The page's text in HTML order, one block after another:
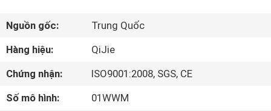
PHẨM
VỀ
Nguồn gốc:
Trung Quốc
Hàng hiệu:
QiJie
Chứng nhận:
ISO9001:2008, SGS, CE
Số mô hình:
01WWM